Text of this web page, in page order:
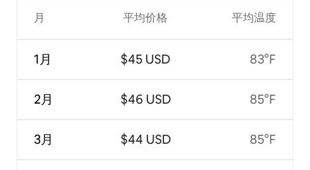
月
1月
2月
3月
平均价格
$45 USD
$46 USD
$44 USD
平均温度
83°F
85°F
85°F